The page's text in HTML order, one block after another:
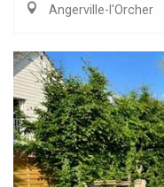
Angerville-l'Orcher